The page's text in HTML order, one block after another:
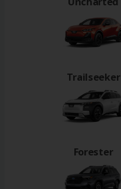
Trailseeker
Forester